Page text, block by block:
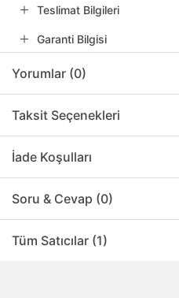
Teslimat Bilgileri
Garanti Bilgisi
Yorumlar (0)
Taksit Seçenekleri
İade Koşulları
Soru & Cevap (0)
Tüm Satıcılar (1)